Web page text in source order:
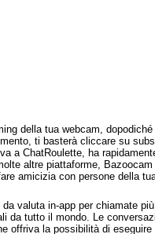
della tua webcam,
ti basterà cliccare su
ChatRoulette, ha
altre piattaforme,
amicizia con persone della
valuta in-app per chiamate
da tutto il mondo. Le
la possibilità di